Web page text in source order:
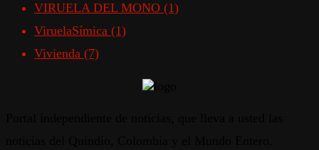
VIRUELA DEL MONO (1)
ViruelaSímica (1)
Vivienda (7)